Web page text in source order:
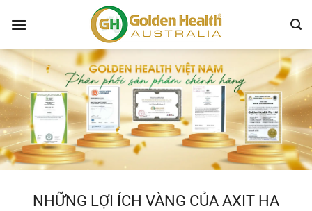
đến
dung
NHỮNG LỢI ÍCH VÀNG CỦA AXIT HA